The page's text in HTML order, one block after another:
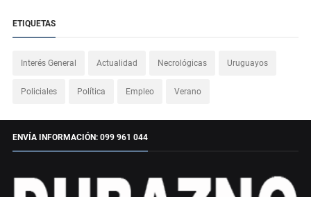
ETIQUETAS
Interés General Actualidad Necrológicas Uruguayos
Policiales Política Empleo Verano
ENVÍA INFORMACIÓN: 099 961 044